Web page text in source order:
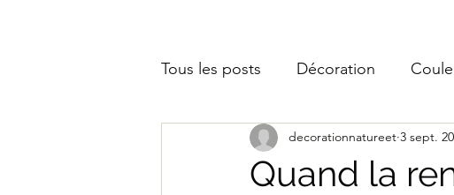
Tous les posts Décoration
éco-responsable naturelle
Quand la
decorationnatureet 3 sept.